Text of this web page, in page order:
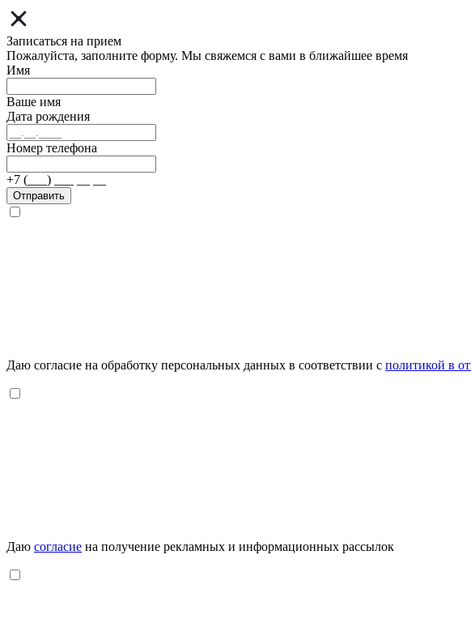
Записаться на прием
Пожалуйста, заполните форму. Мы свяжемся с вами в ближайшее время
Имя
Ваше имя
Дата рождения
Номер телефона
+7 (___) ___ __ __
Отправить
Даю согласие на обработку персональных данных в соответствии с политикой в
Даю согласие на получение рекламных и информационных рассылок